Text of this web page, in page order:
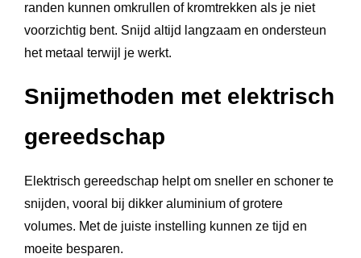
randen kunnen omkrullen of kromtrekken als je niet
voorzichtig bent. Snijd altijd langzaam en ondersteun
het metaal terwijl je werkt.
Snijmethoden met elektrisch
gereedschap
Elektrisch gereedschap helpt om sneller en schoner te
snijden, vooral bij dikker aluminium of grotere
volumes. Met de juiste instelling kunnen ze tijd en
moeite besparen.